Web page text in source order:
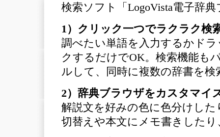
検索ソフト「LogoVista電子辞
1）クリック一つでラクラク検
調べたい単語を入力するかド
クするだけでOK。検索機能も
ルして、同時に複数の辞書を
2）辞典ブラウザをカスタマイ
解説文を好みの色に色分けし
切替えや本文にメモ書きした